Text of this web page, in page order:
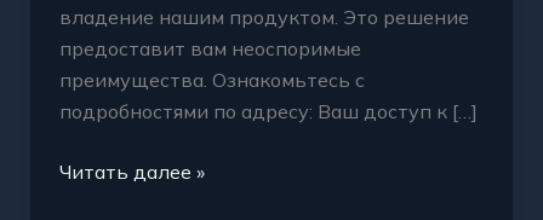
владение нашим продуктом. Это решение
предоставит вам неоспоримые
преимущества. Ознакомьтесь с
подробностями по адресу: Ваш доступ к […]
Читать далее »